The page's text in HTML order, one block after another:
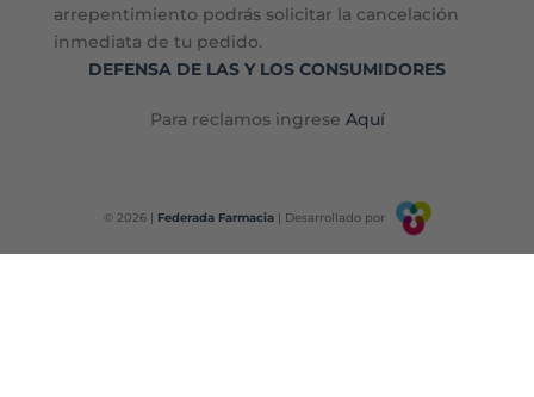
arrepentimiento podrás solicitar la cancelación
inmediata de tu pedido.
DEFENSA DE LAS Y LOS CONSUMIDORES
Para reclamos ingrese Aquí
© 2026 | Federada Farmacia| Desarrollado por